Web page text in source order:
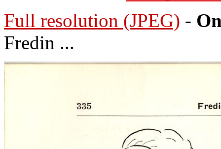
Full resolution (JPEG) -
Fredin ...